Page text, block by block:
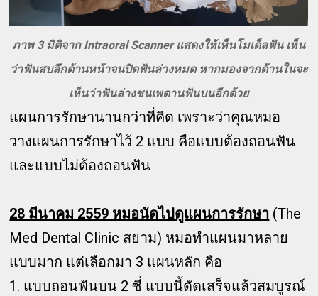
ภาพ 3 มิติจาก Intraoral Scanner แสดงให้เห็นโมเด็ลฟัน เห็น
ว่าฟันสบลึกด้านหน้าจนปิดฟันล่างหมด หากมองจากด้านในจะ
เห็นว่าฟันล่างชนเพดานฟันบนอีกด้วย
แผนการรักษานานกว่าที่คิด เพราะว่าคุณหมอ
วางแผนการรักษาไว้ 2 แบบ คือแบบต้องถอนฟัน
และแบบไม่ต้องถอนฟัน
28 มีนาคม 2559 หมอนัดไปดูแผนการรักษา (The
Med Dental Clinic สยาม) หมอทำแผนมาหลาย
แบบมาก แต่เลือกมา 3 แผนหลัก คือ
1. แบบถอนฟันบน 2 ซี่ แบบนี้ดัดเสร็จแล้วสมบูรณ์